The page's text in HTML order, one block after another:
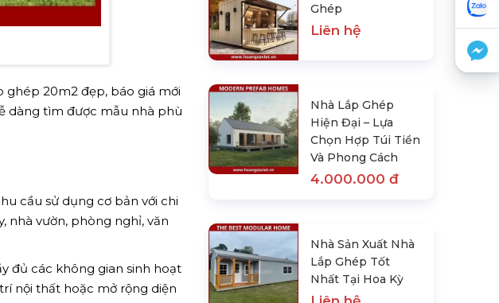
ghép 20m2 đẹp, báo giá mới
dàng tìm được mẫu nhà phù
cầu sử dụng cơ bản với chi
nhà vườn, phòng nghỉ, văn
đủ các không gian sinh hoạt
nội thất hoặc mở rộng diện
Ghép
Liên hệ
Nhà Lắp Ghép
Hiện Đại – Lựa
Chọn Hợp Túi Tiền
Và Phong Cách
4.000.000 đ
Nhà Sản Xuất Nhà
Lắp Ghép Tốt
Nhất Tại Hoa Kỳ